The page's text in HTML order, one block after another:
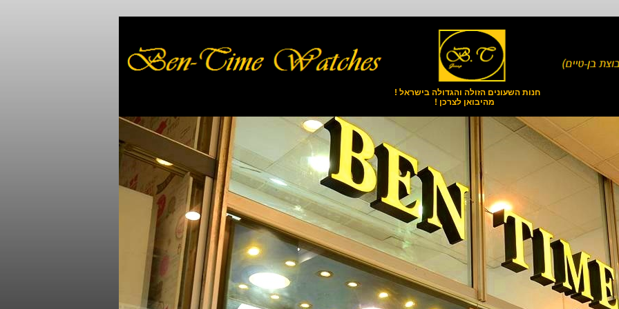
חנות השעונים הזולה והגדולה בישראל !
מהיבואן לצרכן !